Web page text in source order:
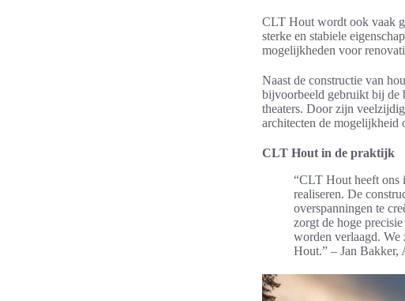
CLT Hout wordt ook vaak
sterke en stabiele
mogelijkheden voor
Naast de constructie van
bijvoorbeeld gebruikt bij de
theaters. Door zijn
architecten de mogelijkheid
CLT Hout in de praktijk
“CLT Hout heeft ons
realiseren. De
overspanningen te
zorgt de hoge
worden verlaagd. We
Hout.” – Jan Bakker,